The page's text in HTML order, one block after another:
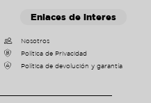
Enlaces de interes
Nosotros
Política de Privacidad
Política de devolución y garantía